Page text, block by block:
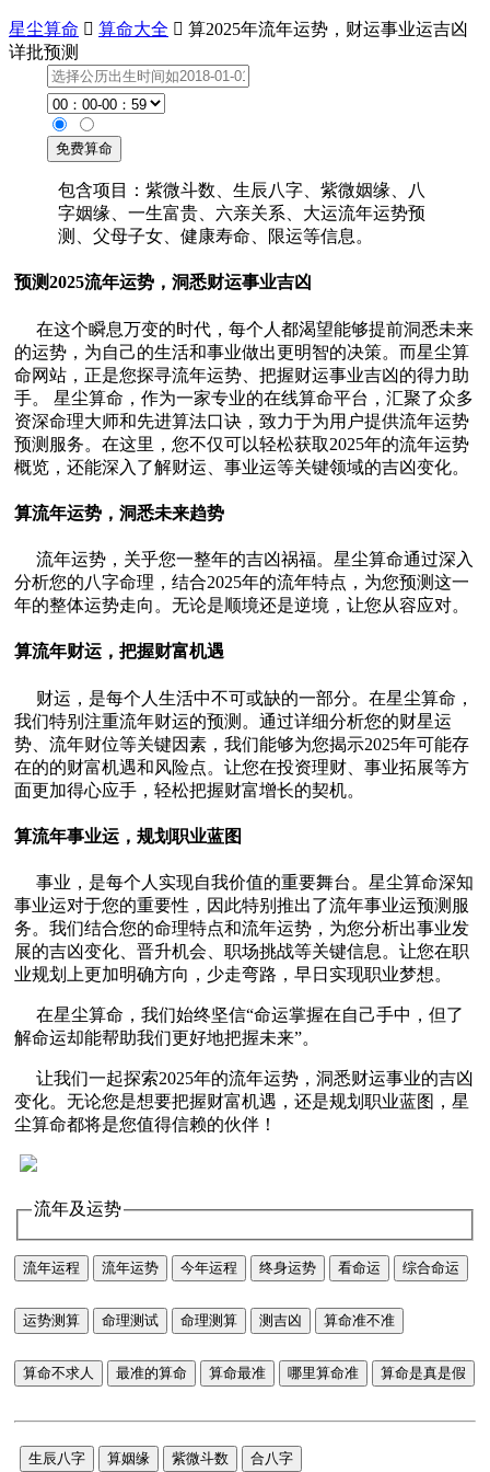
星尘算命  算命大全  算2025年流年运势，财运事业运吉凶
详批预测
包含项目：紫微斗数、生辰八字、紫微姻缘、八
字姻缘、一生富贵、六亲关系、大运流年运势预
测、父母子女、健康寿命、限运等信息。
预测2025流年运势，洞悉财运事业吉凶
在这个瞬息万变的时代，每个人都渴望能够提前洞悉未来
的运势，为自己的生活和事业做出更明智的决策。而星尘算
命网站，正是您探寻流年运势、把握财运事业吉凶的得力助
手。 星尘算命，作为一家专业的在线算命平台，汇聚了众多
资深命理大师和先进算法口诀，致力于为用户提供流年运势
预测服务。在这里，您不仅可以轻松获取2025年的流年运势
概览，还能深入了解财运、事业运等关键领域的吉凶变化。
算流年运势，洞悉未来趋势
流年运势，关乎您一整年的吉凶祸福。星尘算命通过深入
分析您的八字命理，结合2025年的流年特点，为您预测这一
年的整体运势走向。无论是顺境还是逆境，让您从容应对。
算流年财运，把握财富机遇
财运，是每个人生活中不可或缺的一部分。在星尘算命，
我们特别注重流年财运的预测。通过详细分析您的财星运
势、流年财位等关键因素，我们能够为您揭示2025年可能存
在的的财富机遇和风险点。让您在投资理财、事业拓展等方
面更加得心应手，轻松把握财富增长的契机。
算流年事业运，规划职业蓝图
事业，是每个人实现自我价值的重要舞台。星尘算命深知
事业运对于您的重要性，因此特别推出了流年事业运预测服
务。我们结合您的命理特点和流年运势，为您分析出事业发
展的吉凶变化、晋升机会、职场挑战等关键信息。让您在职
业规划上更加明确方向，少走弯路，早日实现职业梦想。
在星尘算命，我们始终坚信“命运掌握在自己手中，但了
解命运却能帮助我们更好地把握未来”。
让我们一起探索2025年的流年运势，洞悉财运事业的吉凶
变化。无论您是想要把握财富机遇，还是规划职业蓝图，星
尘算命都将是您值得信赖的伙伴！
流年及运势
流年运程 流年运势 今年运程 终身运势 看命运 综合命运
运势测算 命理测试 命理测算 测吉凶 算命准不准
算命不求人 最准的算命 算命最准 哪里算命准 算命是真是假
生辰八字 算姻缘 紫微斗数 合八字